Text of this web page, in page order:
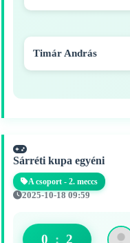
Timár András
Sárréti kupa egyéni
A csoport - 2. meccs
2025-10-18 09:59
0 : 2